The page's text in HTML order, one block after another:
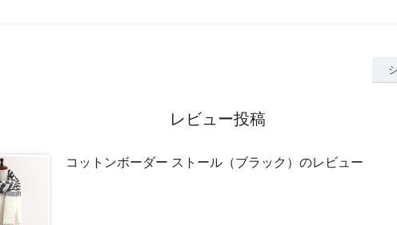
レビュー投稿
コットンボーダー ストール（ブラック）のレビュー